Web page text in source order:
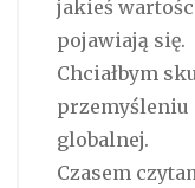
jakieś
pojawiają się.
Chciałbym
przemyśleniu
globalnej.
Czasem